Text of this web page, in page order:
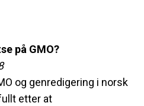
på GMO?
og genredigering i norsk
etter at